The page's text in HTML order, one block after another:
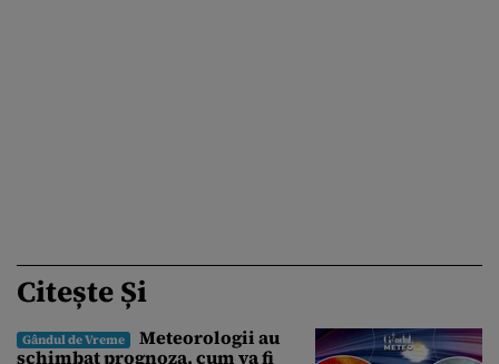
Citește Și
Gândul de Vreme
Meteorologii au
schimbat prognoza, cum va fi